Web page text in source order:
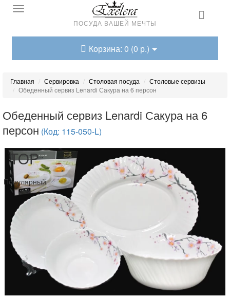
ПОСУДА ВАШЕЙ МЕЧТЫ
Корзина: 0 (0 р.)
Главная Сервировка Столовая посуда
Столовые сервизы
Обеденный сервиз Lenardi Сакура на 6 персон
Обеденный сервиз Lenardi Сакура на 6
персон (Код: 115-050-L)
TOP
Популярный